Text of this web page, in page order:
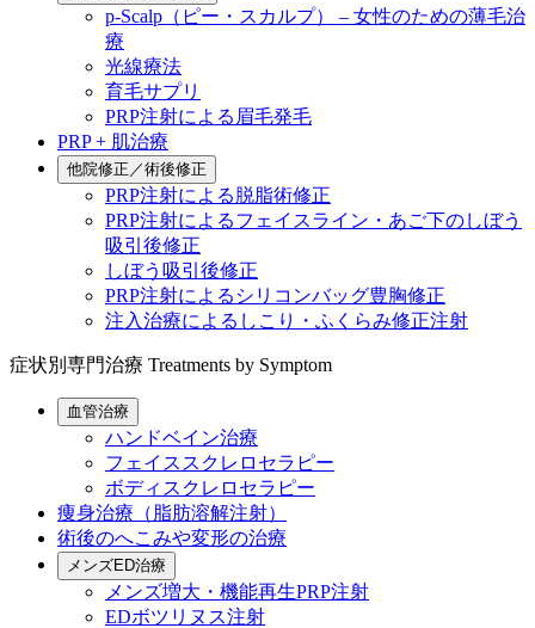
p-Scalp（ピー・スカルプ） – 女性のための薄毛治
療
光線療法
育毛サプリ
PRP注射による眉毛発毛
PRP + 肌治療
他院修正／術後修正
PRP注射による脱脂術修正
PRP注射によるフェイスライン・あご下のしぼう
吸引後修正
しぼう吸引後修正
PRP注射によるシリコンバッグ豊胸修正
注入治療によるしこり・ふくらみ修正注射
症状別専門治療 Treatments by Symptom
血管治療
ハンドベイン治療
フェイススクレロセラピー
ボディスクレロセラピー
痩身治療（脂肪溶解注射）
術後のへこみや変形の治療
メンズED治療
メンズ増大・機能再生PRP注射
EDボツリヌス注射